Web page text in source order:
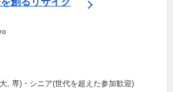
, 専)・シニア(世代を超えた参加歓迎)